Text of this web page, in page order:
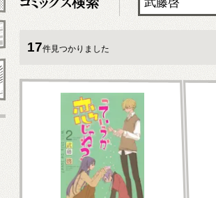
17件見つかりました